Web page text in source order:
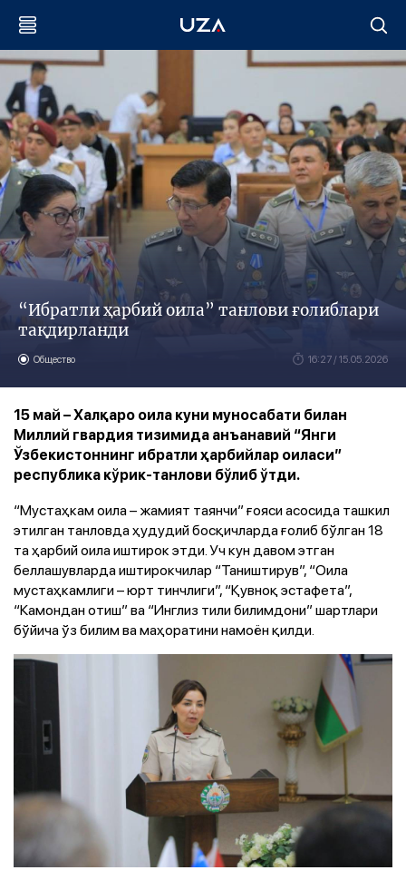
“Ибратли ҳарбий оила” танлови ғолиблари
тақдирланди
Общество 16:27 / 15.05.2026
15 май – Халқаро оила куни муносабати билан
Миллий гвардия тизимида анъанавий “Янги
Ўзбекистоннинг ибратли ҳарбийлар оиласи”
республика кўрик-танлови бўлиб ўтди.
“Мустаҳкам оила – жамият таянчи” ғояси асосида ташкил
этилган танловда ҳудудий босқичларда ғолиб бўлган 18
та ҳарбий оила иштирок этди. Уч кун давом этган
беллашувларда иштирокчилар “Таништирув”, “Оила
мустаҳкамлиги – юрт тинчлиги”, “Қувноқ эстафета”,
“Камондан отиш” ва “Инглиз тили билимдони” шартлари
бўйича ўз билим ва маҳоратини намоён қилди.